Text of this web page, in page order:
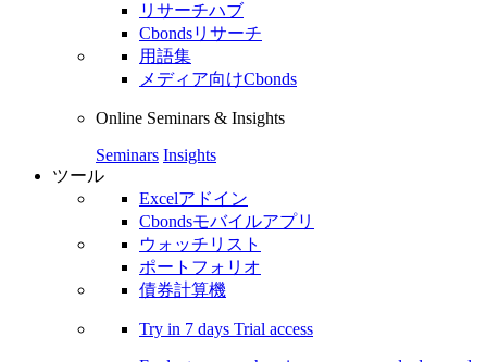
リサーチハブ
Cbondsリサーチ
用語集
メディア向けCbonds
Online Seminars & Insights
Seminars Insights
ツール
Excelアドイン
Cbondsモバイルアプリ
ウォッチリスト
ポートフォリオ
債券計算機
Try in 7 days Trial access